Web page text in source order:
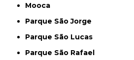
Mooca
Parque São Jorge
Parque São Lucas
Parque São Rafael